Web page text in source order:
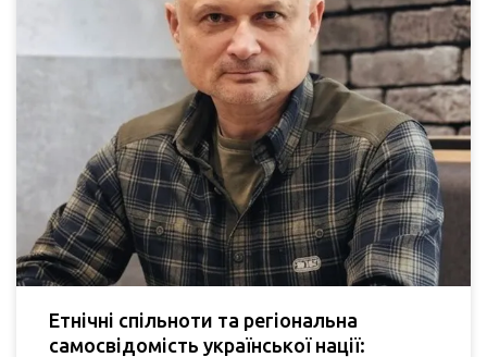
Етнічні спільноти та регіональна
самосвідомість української нації: